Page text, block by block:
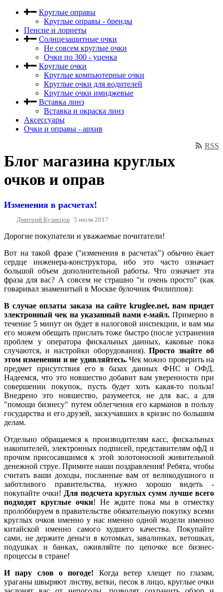
Круглые оправы
Круглые оправы - бренды
Пенсне и лорнеты
Солнцезащитные очки
Не совсем круглые очки
Очки по 300 - уценка
Круглые очки
Круглые компьютерные очки
Круглые очки для водителей
Круглые очки имиджевые
Вставка линз
Вставка и окраска линз
Аксессуары
Очки и оправы - архив
RSS
Блог магазина круглых
очков и оправ
Изменения в расчетах!
Дмитрий Кузнецов 5 июля 2017
Дорогие покупатели и уважаемые почитатели!
Вот на такой фразе ("изменения в расчетах") обычно ёкает
сердце инженера-конструктора, ибо это часто означает
большой объем дополнительной работы. Что означает эта
фраза для вас? А совсем не страшно "и очень просто" (как
говаривал знаменитый в Москве булочник Филиппов):
В случае оплаты заказа на сайте kruglee.net, вам придет
электронный чек на указанный вами е-майл. Примерно в
течение 5 минут он будет в налоговой инспекции, и вам мы
его можем обещать прислать тоже быстро (после устранения
проблем у оператора фискальных данных, каковые пока
случаются, и настройки оборудования).Просто знайте об
этом изменении и не удивляйтесь.Чек можно проверить на
предмет присутствия его в базах данных ФНС и ОФД.
Надеемся, что это новшество добавит вам уверенности при
совершении покупок, пусть будет хоть какая-то польза!
Внедрено это новшество, разумеется, не для вас, а для
"помощи бизнесу" путем облегчения его карманов в пользу
государства и его друзей, заскучавших в кризис по большим
делам.
Отдельно обращаемся к производителям касс, фискальных
накопителей, электронных подписей, представителям офД и
прочим присосавшимся к этой золотоносной живительной
денежной струе. Примите наши поздравления! Ребята, чтобы
считать ваши доходы, посланные вам от великодушного и
заботливого правительства, нужно хорошо видеть -
покупайте очки! Для подсчета круглых сумм лучше всего
подходят круглые очки! Не ждите пока мы в отместку
пролоббируем в правительстве обязательную покупку всеми
круглых очков именно у нас именно одной модели именно
китайской именно самого худшего качества. Покупайте
сами, не держите деньги в котомках, завалинках, ветошках,
подушках и банках, оживляйте по цепочке все бизнес-
процессы в стране!
И пару слов о погоде! Когда ветер хлещет по глазам,
ураганы швыряют листву, ветки, песок в лицо, круглые очки